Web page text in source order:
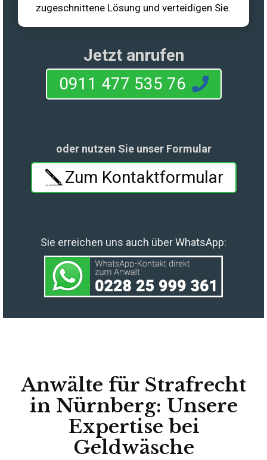
zugeschnittene Lösung und verteidigen Sie.
Jetzt anrufen
0911 477 535 76
oder nutzen Sie unser Formular
Zum Kontaktformular
Sie erreichen uns auch über WhatsApp:
Anwälte für Strafrecht
in Nürnberg: Unsere
Expertise bei
Geldwäsche